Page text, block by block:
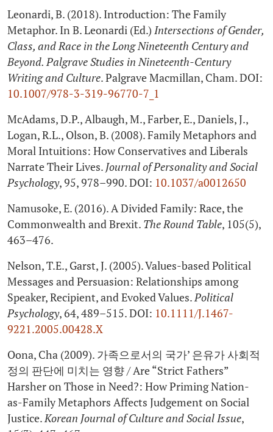
Leonardi, B. (2018). Introduction: The Family
Metaphor. In B. Leonardi (Ed.) Intersections of Gender,
Class, and Race in the Long Nineteenth Century and
Beyond. Palgrave Studies in Nineteenth-Century
Writing and Culture. Palgrave Macmillan, Cham. DOI:
10.1007/978-3-319-96770-7_1
McAdams, D.P., Albaugh, M., Farber, E., Daniels, J.,
Logan, R.L., Olson, B. (2008). Family Metaphors and
Moral Intuitions: How Conservatives and Liberals
Narrate Their Lives. Journal of Personality and Social
Psychology, 95, 978–990. DOI: 10.1037/a0012650
Namusoke, E. (2016). A Divided Family: Race, the
Commonwealth and Brexit. The Round Table, 105(5),
463–476.
Nelson, T.E., Garst, J. (2005). Values-based Political
Messages and Persuasion: Relationships among
Speaker, Recipient, and Evoked Values.Political
Psychology, 64, 489–515. DOI: 10.1111/J.1467-
9221.2005.00428.X
Oona, Cha (2009). 가족으로서의 국가’ 은유가 사회적
정의 판단에 미치는 영향 / Are “Strict Fathers”
Harsher on Those in Need?: How Priming Nation-
as-­Family Metaphors Affects Judgement on Social
Justice.Korean Journal of Culture and Social Issue,